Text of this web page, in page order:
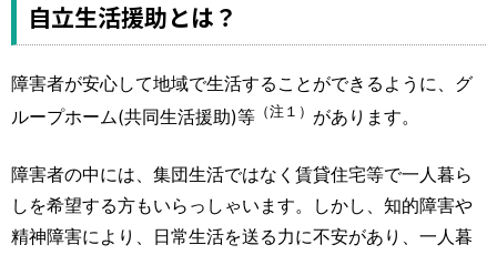
自立生活援助とは？
障害者が安心して地域で生活することができるように、グ
ループホーム(共同生活援助)等 （注１） があります。
障害者の中には、集団生活ではなく賃貸住宅等で一人暮ら
しを希望する方もいらっしゃいます。しかし、知的障害や
精神障害により、日常生活を送る力に不安があり、一人暮